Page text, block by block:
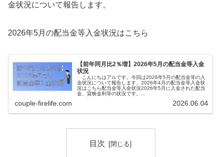
金状況について報告します。
2026年5月の配当金等入金状況はこちら
【前年同月比2％増】2026年5月の配当金等入金
状況
こんにちはアルです。今回は2026年5月の配当金等の入
金状況について報告します。2026年4月の配当金等入金状
況はこちら配当金等入金状況2026年5月に入金された配当
金、貸株金利等の状況です。...
couple-firelife.com 2026.06.04
目次